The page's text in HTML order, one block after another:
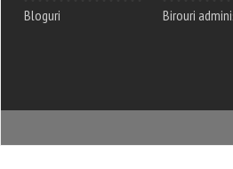
Bloguri
Birouri